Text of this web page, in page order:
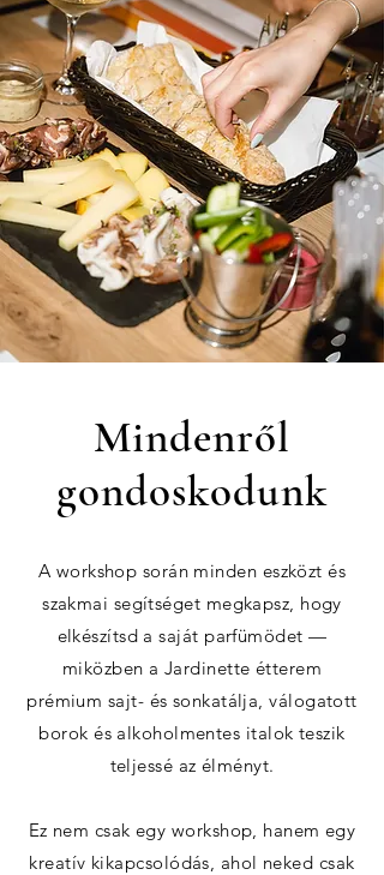
Mindenről
gondoskodunk
A workshop során minden eszközt és
szakmai segítséget megkapsz, hogy
elkészítsd a saját parfümödet —
miközben a Jardinette étterem
prémium sajt- és sonkatálja, válogatott
borok és alkoholmentes italok teszik
teljessé az élményt.
Ez nem csak egy workshop, hanem egy
kreatív kikapcsolódás, ahol neked csak